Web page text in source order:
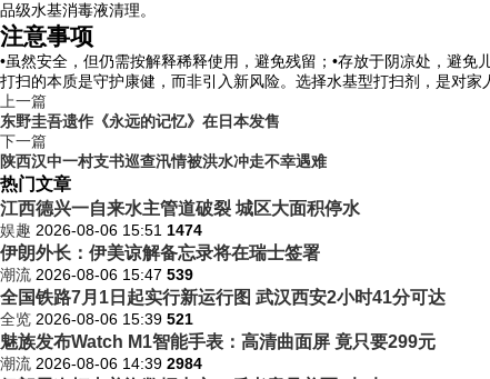
品级水基消毒液清理。
注意事项
•虽然安全，但仍需按解释稀释使用，避免残留；•存放于阴凉处，避
打扫的本质是守护康健，而非引入新风险。选择水基型打扫剂，是对
上一篇
东野圭吾遗作《永远的记忆》在日本发售
下一篇
陕西汉中一村支书巡查汛情被洪水冲走不幸遇难
热门文章
江西德兴一自来水主管道破裂 城区大面积停水
娱趣 2026-08-06 15:51 1474
伊朗外长：伊美谅解备忘录将在瑞士签署
潮流 2026-08-06 15:47 539
全国铁路7月1日起实行新运行图 武汉西安2小时41分可达
全览 2026-08-06 15:39 521
魅族发布Watch M1智能手表：高清曲面屏 竟只要299元
潮流 2026-08-06 14:39 2984